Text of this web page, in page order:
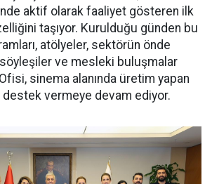
aktif olarak faaliyet gösteren ilk
taşıyor. Kurulduğu günden bu
atölyeler, sektörün önde
ve mesleki buluşmalar
sinema alanında üretim yapan
vermeye devam ediyor.